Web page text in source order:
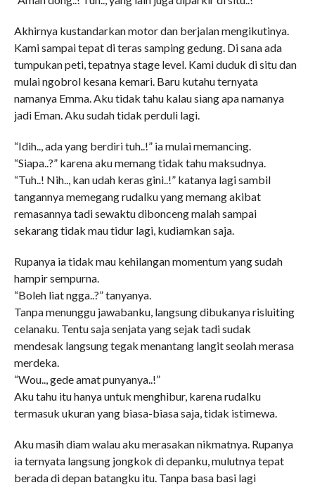
Akhirnya kustandarkan motor dan berjalan mengikutinya.
Kami sampai tepat di teras samping gedung. Di sana ada
tumpukan peti, tepatnya stage level. Kami duduk di situ dan
mulai ngobrol kesana kemari. Baru kutahu ternyata
namanya Emma. Aku tidak tahu kalau siang apa namanya
jadi Eman. Aku sudah tidak perduli lagi.
“Idih.., ada yang berdiri tuh..!” ia mulai memancing.
“Siapa..?” karena aku memang tidak tahu maksudnya.
“Tuh..! Nih.., kan udah keras gini..!” katanya lagi sambil
tangannya memegang rudalku yang memang akibat
remasannya tadi sewaktu dibonceng malah sampai
sekarang tidak mau tidur lagi, kudiamkan saja.
Rupanya ia tidak mau kehilangan momentum yang sudah
hampir sempurna.
“Boleh liat ngga..?” tanyanya.
Tanpa menunggu jawabanku, langsung dibukanya risluiting
celanaku. Tentu saja senjata yang sejak tadi sudak
mendesak langsung tegak menantang langit seolah merasa
merdeka.
“Wou.., gede amat punyanya..!”
Aku tahu itu hanya untuk menghibur, karena rudalku
termasuk ukuran yang biasa-biasa saja, tidak istimewa.
Aku masih diam walau aku merasakan nikmatnya. Rupanya
ia ternyata langsung jongkok di depanku, mulutnya tepat
berada di depan batangku itu. Tanpa basa basi lagi